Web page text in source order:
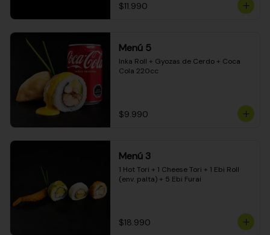
$11.990
Menú 5
Inka Roll + Gyozas de Cerdo + Coca
Cola 220cc
$9.990
Menú 3
1 Hot Tori + 1 Cheese Tori + 1 Ebi Roll
(env. palta) + 5 Ebi Furai
$18.990